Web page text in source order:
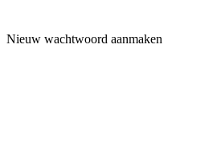
Nieuw wachtwoord aanmaken